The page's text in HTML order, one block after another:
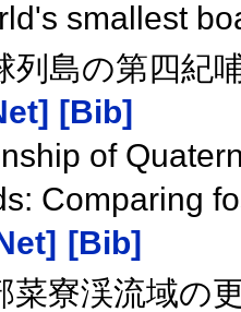
smallest
列島の第四紀
[Bib]
of
Comparing
[Bib]
菜寮渓流域の